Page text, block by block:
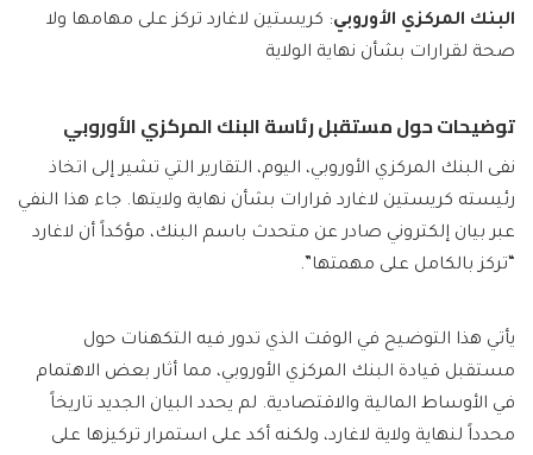
البنك المركزي الأوروبي: كريستين لاغارد تركز على مهامها ولا
صحة لقرارات بشأن نهاية الولاية
توضيحات حول مستقبل رئاسة البنك المركزي الأوروبي
نفى البنك المركزي الأوروبي، اليوم، التقارير التي تشير إلى اتخاذ
رئيسته كريستين لاغارد قرارات بشأن نهاية ولايتها. جاء هذا النفي
عبر بيان إلكتروني صادر عن متحدث باسم البنك، مؤكداً أن لاغارد
“تركز بالكامل على مهمتها”.
يأتي هذا التوضيح في الوقت الذي تدور فيه التكهنات حول
مستقبل قيادة البنك المركزي الأوروبي، مما أثار بعض الاهتمام
في الأوساط المالية والاقتصادية. لم يحدد البيان الجديد تاريخاً
محدداً لنهاية ولاية لاغارد، ولكنه أكد على استمرار تركيزها على